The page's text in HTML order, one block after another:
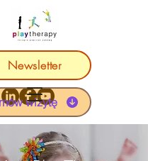
wizytę
Newsletter